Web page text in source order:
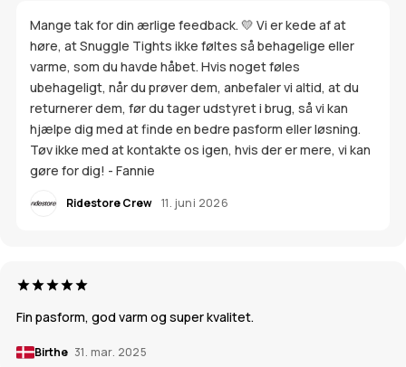
Mange tak for din ærlige feedback. 💛 Vi er kede af at
høre, at Snuggle Tights ikke føltes så behagelige eller
varme, som du havde håbet. Hvis noget føles
ubehageligt, når du prøver dem, anbefaler vi altid, at du
returnerer dem, før du tager udstyret i brug, så vi kan
hjælpe dig med at finde en bedre pasform eller løsning.
Tøv ikke med at kontakte os igen, hvis der er mere, vi kan
gøre for dig! - Fannie
Ridestore Crew 11. juni 2026
Fin pasform, god varm og super kvalitet.
Birthe 31. mar. 2025